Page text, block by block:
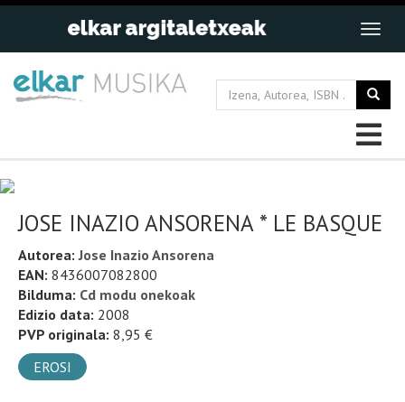
JOSE INAZIO ANSORENA * LE BASQUE
Autorea:Jose Inazio Ansorena
EAN: 8436007082800
Bilduma: Cd modu onekoak
Edizio data: 2008
PVP originala: 8,95 €
EROSI